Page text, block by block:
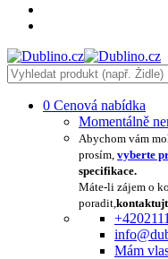
0 Cenová nabídka
Momentálně
Abychom vám
prosím, vyberte
specifikace.
Máte-li zájem o
poradit,
Mám